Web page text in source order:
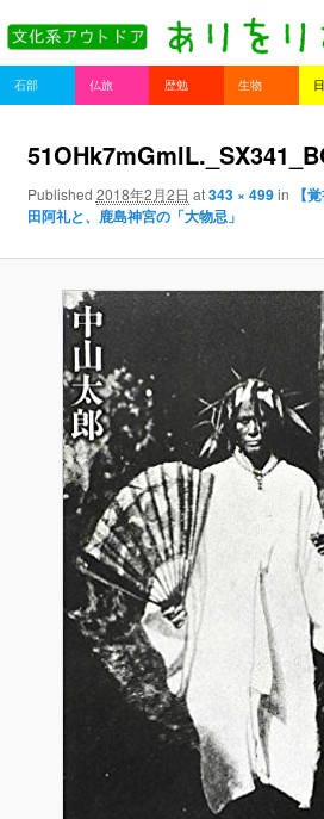
Main menu
Skip to primary content
Skip to secondary content
石部 仏旅 歴勉 生物
Published 2018年2月2日 at343 × 499in
【
田阿礼と、鹿島神宮の「大物忌」